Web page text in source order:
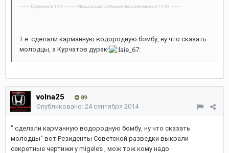
---------- Добавлено в 16:11 ---------- Предыдущее сообщение было размещено в 16:09 ----------
Т.е. сделали карманную водородную бомбу, ну что сказать
молодцы, а Курчатов дурак!
volna25 89
Опубликовано: 24 сентября 2014
" сделали карманную водородную бомбу, ну что сказать
молодцы" вот Резиденты Советской разведки выкрали
секретные чертижи у migeles , мож тож кому надо